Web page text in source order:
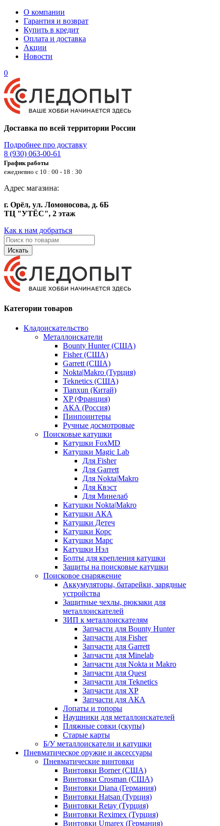
О компании
Гарантия и возврат
Купить в кредит
Оплата и доставка
Акции
Новости
0
Доставка по всей территории России
Подробнее про доставку
8 (930) 063-00-61
График работы
ежедневно с 10 : 00 - 18 : 30
Адрес магазина:
г. Орёл, ул. Ломоносова, д. 6Б
ТЦ "УТЁС", 2 этаж
Как к нам добраться
Искать
Категории товаров
Кладоискательство
Металлоискатели
Bounty Hunter (США)
Fisher (США)
Garrett (США)
Nokta|Makro (Турция)
Teknetics (США)
Tianxun (Китай)
XP (Франция)
АКА (Россия)
Пинпоинтеры
Ручные досмотровые
Поисковые катушки
Катушки FoxMD
Катушки Magic Lab
Для Fisher
Для Garrett
Для Nokta|Makro
Для Квэст
Для Минелаб
Катушки Nokta|Makro
Катушки АКА
Катушки Детеч
Катушки Корс
Катушки Марс
Катушки Нэл
Болты для крепления катушки
Защиты на поисковые катушки
Поисковое снаряжение
Аккумуляторы, батарейки, зарядные
устройства
Защитные чехлы, рюкзаки для
металлоискателей
ЗИП к металлоискателям
Запчасти для Bounty Hunter
Запчасти для Fisher
Запчасти для Garrett
Запчасти для Minelab
Запчасти для Nokta и Makro
Запчасти для Quest
Запчасти для Teknetics
Запчасти для XP
Запчасти для АКА
Лопаты и топоры
Наушники для металлоискателей
Пляжные совки (скупы)
Старые карты
Б/У металлоискатели и катушки
Пневматическое оружие и аксессуары
Пневматические винтовки
Винтовки Borner (США)
Винтовки Crosman (США)
Винтовки Diana (Германия)
Винтовки Hatsan (Турция)
Винтовки Retay (Турция)
Винтовки Reximex (Турция)
Винтовки Umarex (Германия)